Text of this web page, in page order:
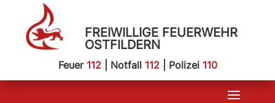
FREIWILLIGE FEUERWEHR
OSTFILDERN
Feuer 112| Notfall 112| Polizei 110